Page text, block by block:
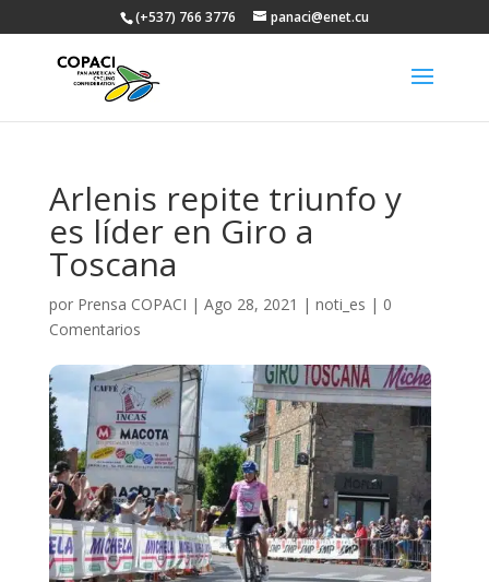
(+537) 766 3776 panaci@enet.cu
Arlenis repite triunfo y
es líder en Giro a
Toscana
por Prensa COPACI | Ago 28, 2021 | noti_es | 0
Comentarios